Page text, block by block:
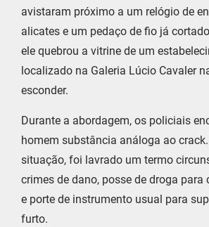
avistaram próximo a um relógio de
alicates e um pedaço de fio já
ele quebrou a vitrine de um
localizado na Galeria Lúcio Cavaler
esconder.
Durante a abordagem, os policiais
homem substância análoga ao
situação, foi lavrado um termo
crimes de dano, posse de droga para
e porte de instrumento usual para
furto.